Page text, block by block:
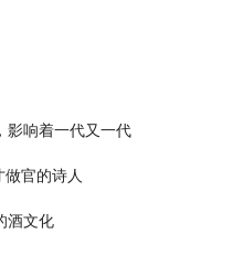
影响着一代又一代
官的诗人
酒文化